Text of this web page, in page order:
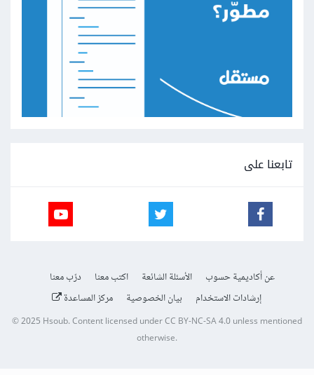
تابعنا على
عن أكاديمية حسوب الأسئلة الشائعة اكتب معنا
درّب معنا
إرشادات الاستخدام
بيان الخصوصية مركز المساعدة
© 2025Hsoub.Content licensed underCC BY-NC-SA 4.0unless mentioned
otherwise.